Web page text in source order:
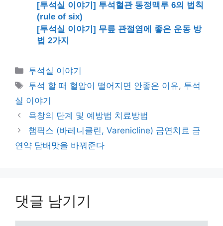
[투석실 이야기] 투석혈관 동정맥루 6의 법칙
(rule of six)
[투석실 이야기] 무릎 관절염에 좋은 운동 방
법 2가지
카
테
리
투석실 이야기
태
그
투석 할 때 혈압이 떨어지면 안좋은 이유, 투석
실 이야기
욕창의 단계 및 예방법 치료방법
챔픽스 (바레니클린, Varenicline) 금연치료 금
연약 담배맛을 바꿔준다
댓글 남기기